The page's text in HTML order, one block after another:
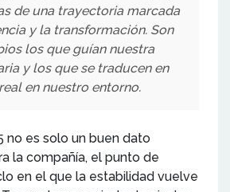
de una trayectoria marcada
y la transformación. Son
los que guían nuestra
y los que se traducen en
en nuestro entorno.
no es solo un buen dato
la compañía, el punto de
en el que la estabilidad vuelve